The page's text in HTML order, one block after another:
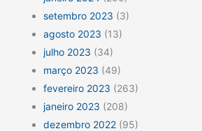
setembro 2023 (3)
agosto 2023 (13)
julho 2023 (34)
março 2023 (49)
fevereiro 2023 (263)
janeiro 2023 (208)
dezembro 2022 (95)